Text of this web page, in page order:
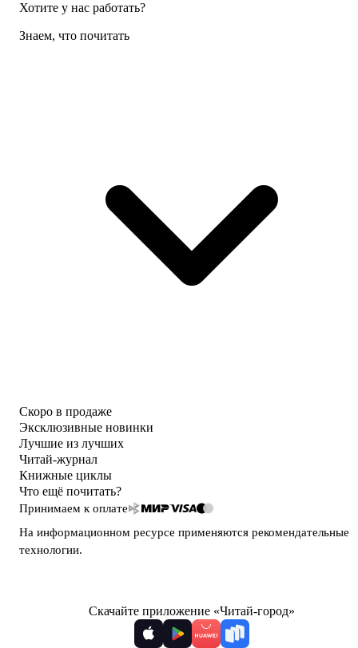
Хотите у нас работать?
Знаем, что почитать
Скоро в продаже
Эксклюзивные новинки
Лучшие из лучших
Читай-журнал
Книжные циклы
Что ещё почитать?
Принимаем к оплате
На информационном ресурсе применяются рекомендательные
технологии.
Скачайте приложение «Читай-город»